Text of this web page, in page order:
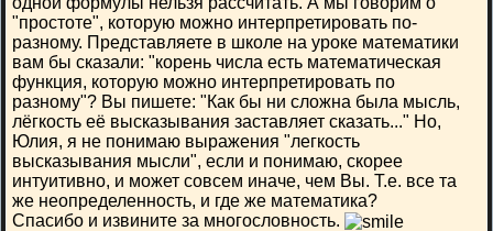
"простоте", которую можно интерпретировать по-
разному. Представляете в школе на уроке математики
вам бы сказали: "корень числа есть математическая
функция, которую можно интерпретировать по
разному"? Вы пишете: "Как бы ни сложна была мысль,
лёгкость её высказывания заставляет сказать..." Но,
Юлия, я не понимаю выражения "легкость
высказывания мысли", если и понимаю, скорее
интуитивно, и может совсем иначе, чем Вы. Т.е. все та
же неопределенность, и где же математика?
Спасибо и извините за многословность.